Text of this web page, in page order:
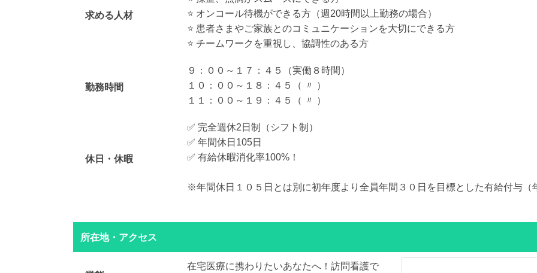
求める人材
⭐️ オンコール待機ができる方（週20時間以上勤務の場合）
⭐️ 患者さまやご家族とのコミュニケーションを大切にできる方
⭐️ チームワークを重視し、協調性のある方
勤務時間
９：００～１７：４５（実働８時間）
１０：００～１８：４５（ 〃 ）
１１：００～１９：４５（ 〃 ）
休日・休暇
✅ 完全週休2日制（シフト制）
✅ 年間休日105日
✅ 有給休暇消化率100%！
※年間休日１０５日とは別に初年度より全員年間３０日を目標とした有給付与（
所在地・アクセス
在宅医療に携わりたいあなたへ！訪問看護で